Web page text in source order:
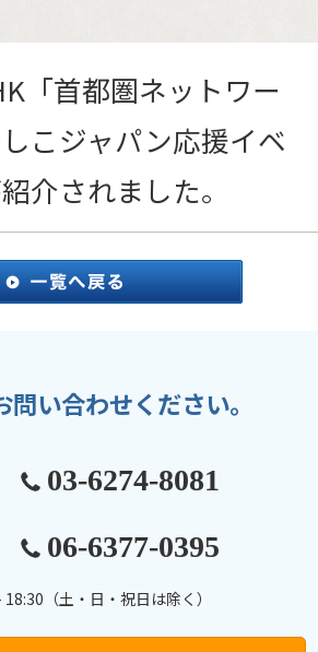
「首都圏ネットワー
こジャパン応援イベ
介されました。
問い合わせください。
03-6274-8081
06-6377-0395
（土・日・祝日は除く）